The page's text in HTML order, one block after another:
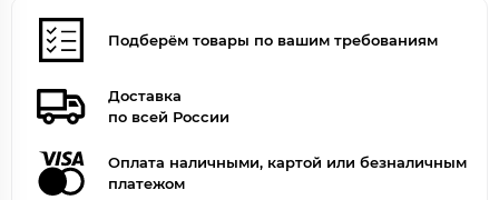
Подберём товары по вашим требованиям
Доставка
по всей России
Оплата наличными, картой или безналичным
платежом